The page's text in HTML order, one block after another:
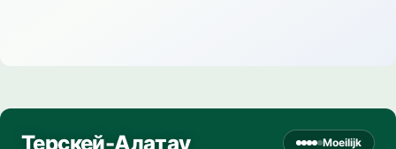
Терскей-Алатау Moeilijk